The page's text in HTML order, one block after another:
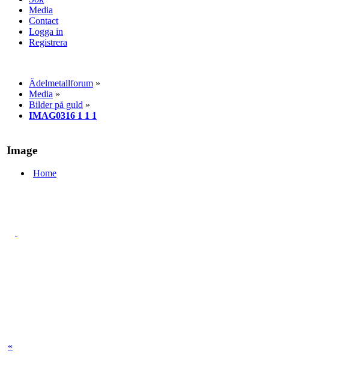
Media
Contact
Logga in
Registrera
Ädelmetallforum »
Media »
Bilder på guld »
IMAG0316 1 1 1
Image
Home
«